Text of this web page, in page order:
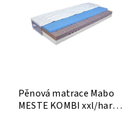
Pěnová matrace Mabo
MESTE KOMBI xxl/hard